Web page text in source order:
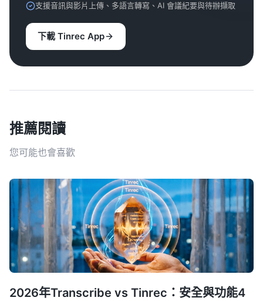
支援音訊與影片上傳、多語言轉寫、AI 會議紀要與待辦擷取
下載 Tinrec App
推薦閱讀
您可能也會喜歡
2026年Transcribe vs Tinrec：安全與功能4